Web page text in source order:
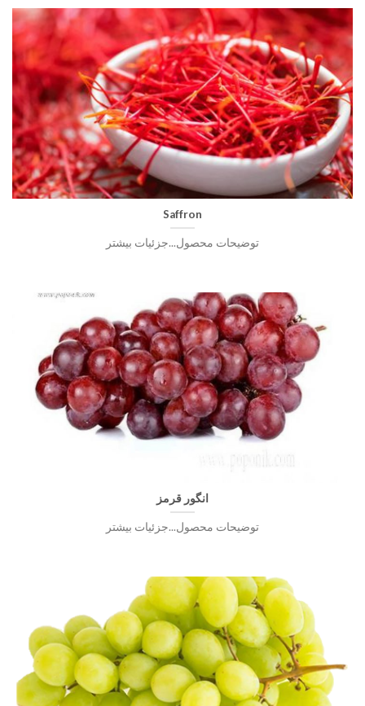
Saffron
توضیحات محصول...جزئیات بیشتر
انگور قرمز
توضیحات محصول...جزئیات بیشتر